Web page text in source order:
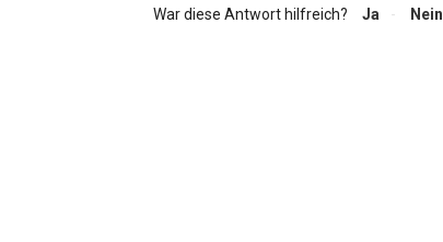
War diese Antwort hilfreich? Ja Nein